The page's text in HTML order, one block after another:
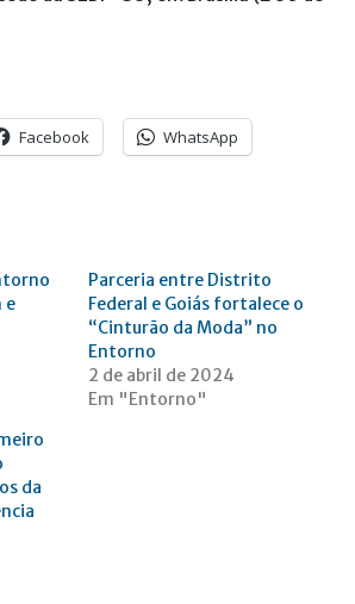
Facebook WhatsApp
e
Parceria entre Distrito
Federal e Goiás fortalece o
“Cinturão da Moda” no
Entorno
2 de abril de 2024
Em "Entorno"
da